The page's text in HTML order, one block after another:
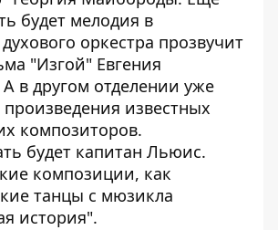
будет мелодия в
оркестра прозвучит
"Изгой" Евгения
в другом отделении уже
произведения известных
композиторов.
будет капитан Льюис.
композиции, как
танцы с мюзикла
история".